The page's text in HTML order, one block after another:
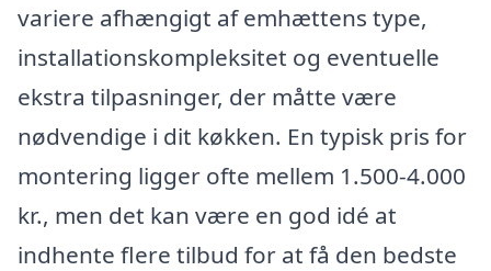
variere afhængigt af emhættens type,
installationskompleksitet og eventuelle
ekstra tilpasninger, der måtte være
nødvendige i dit køkken. En typisk pris for
montering ligger ofte mellem 1.500-4.000
kr., men det kan være en god idé at
indhente flere tilbud for at få den bedste